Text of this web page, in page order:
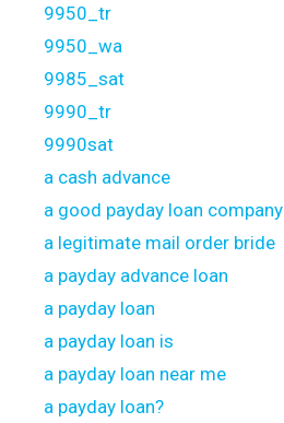
9950_tr
9950_wa
9985_sat
9990_tr
9990sat
a cash advance
a good payday loan company
a legitimate mail order bride
a payday advance loan
a payday loan
a payday loan is
a payday loan near me
a payday loan?